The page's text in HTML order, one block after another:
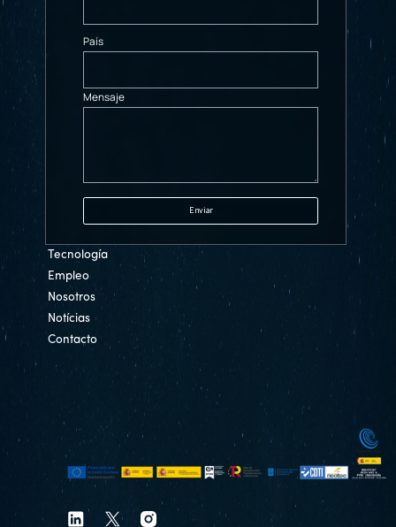
País
Mensaje
Tecnología
Empleo
Nosotros
Notícias
Contacto